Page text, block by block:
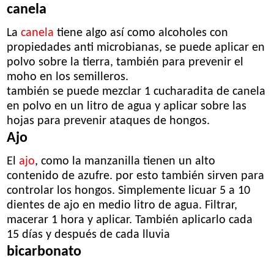
canela
Lacanela tiene algo así como alcoholes con
propiedades anti microbianas, se puede aplicar en
polvo sobre la tierra, también para prevenir el
moho en los semilleros.
también se puede mezclar 1 cucharadita de canela
en polvo en un litro de agua y aplicar sobre las
hojas para prevenir ataques de hongos.
Ajo
Elajo, como la manzanilla tienen un alto
contenido de azufre. por esto también sirven para
controlar los hongos. Simplemente licuar 5 a 10
dientes de ajo en medio litro de agua. Filtrar,
macerar 1 hora y aplicar. También aplicarlo cada
15 días y después de cada lluvia
bicarbonato